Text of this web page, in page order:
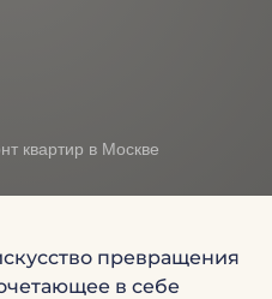
квартир в Москве
превращения
в себе